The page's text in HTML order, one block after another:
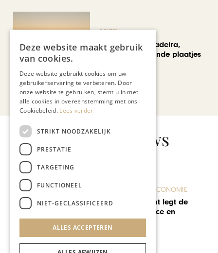
REIZEN
Een week op Madeira,
voorbij de bekende plaatjes
Bekijk alle artikelen
Gerelateerd nieuws
KUNST & CULTUUR
Thermae for me
Deze website maakt gebruik
van cookies.
Deze website gebruikt cookies om uw
gebruikerservaring te verbeteren. Door
onze website te gebruiken, stemt u in met
alle cookies in overeenstemming met ons
Cookiebeleid. Lees verder
STRIKT NOODZAKELIJK
PRESTATIE
TARGETING
FUNCTIONEEL
NIET-GECLASSIFICEERD
ALLES ACCEPTEREN